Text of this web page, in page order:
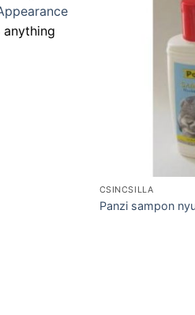
CSINCSILLA
Panzi sampon